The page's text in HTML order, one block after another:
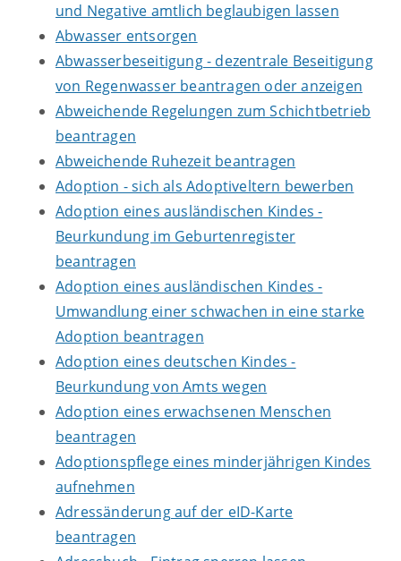
und Negative amtlich beglaubigen lassen
Abwasser entsorgen
Abwasserbeseitigung - dezentrale Beseitigung
von Regenwasser beantragen oder anzeigen
Abweichende Regelungen zum Schichtbetrieb
beantragen
Abweichende Ruhezeit beantragen
Adoption - sich als Adoptiveltern bewerben
Adoption eines ausländischen Kindes -
Beurkundung im Geburtenregister
beantragen
Adoption eines ausländischen Kindes -
Umwandlung einer schwachen in eine starke
Adoption beantragen
Adoption eines deutschen Kindes -
Beurkundung von Amts wegen
Adoption eines erwachsenen Menschen
beantragen
Adoptionspflege eines minderjährigen Kindes
aufnehmen
Adressänderung auf der eID-Karte
beantragen